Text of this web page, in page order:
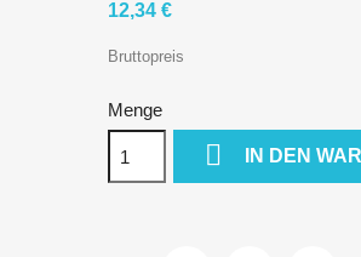
12,34 €
Bruttopreis
Menge
 IN DEN